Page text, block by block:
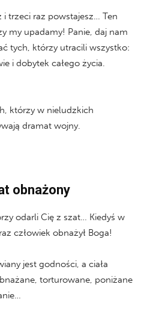
i trzeci raz powstajesz… Ten
my upadamy! Panie, daj nam
tych, którzy utracili wszystko:
i dobytek całego życia.
którzy w nieludzkich
dramat wojny.
obnażony
odarli Cię z szat… Kiedyś w
człowiek obnażył Boga!
jest godności, a ciała
torturowane, poniżane